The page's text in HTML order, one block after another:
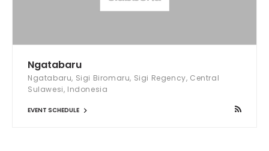
Ngatabaru
Ngatabaru, Sigi Biromaru, Sigi Regency, Central
Sulawesi, Indonesia
EVENT SCHEDULE